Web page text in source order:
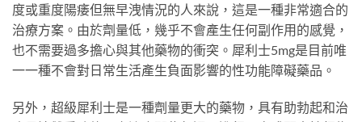
度或重度陽痿但無早洩情況的人來說，這是一種非常適合的
治療方案。由於劑量低，幾乎不會產生任何副作用的感覺，
也不需要過多擔心與其他藥物的衝突。犀利士5mg是目前唯
一一種不會對日常生活產生負面影響的性功能障礙藥品。
另外，超級犀利士是一種劑量更大的藥物，具有助勃起和治